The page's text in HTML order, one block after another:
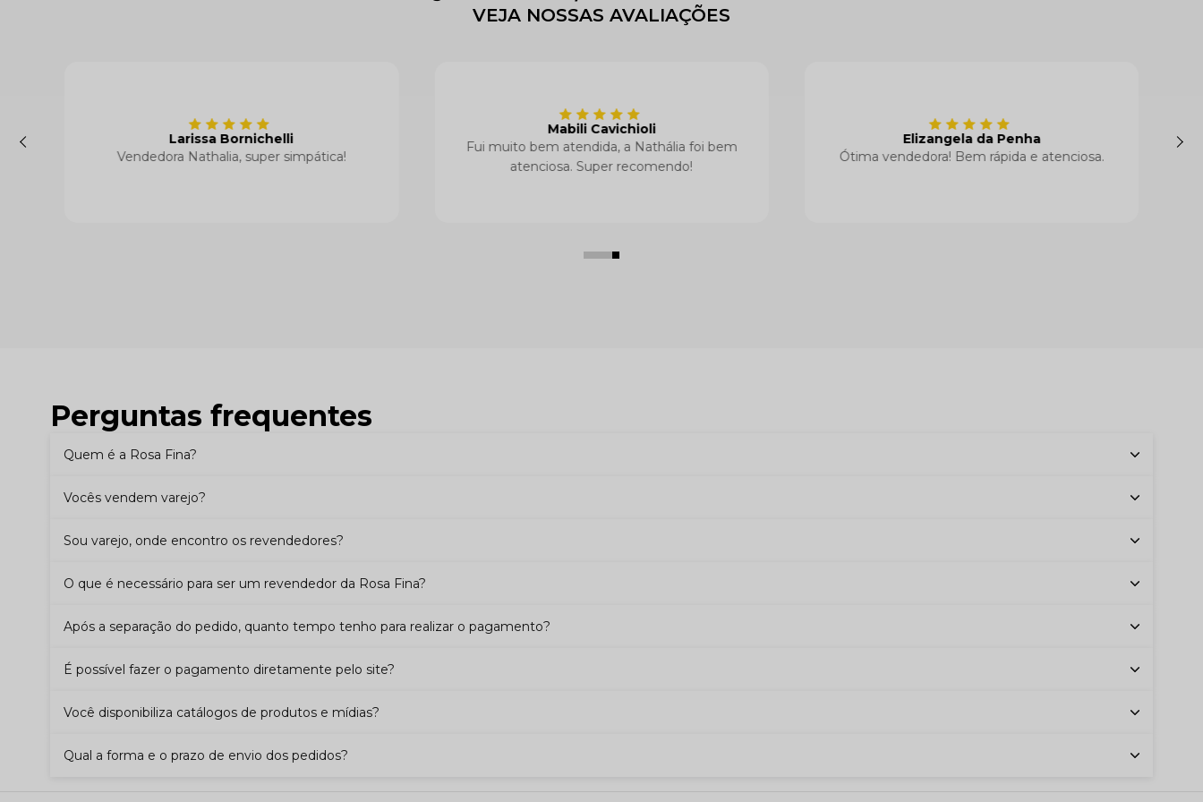
VEJA NOSSAS AVALIAÇÕES
Compro há anoos.
10 anos sendo revendedor e só tenho a
agradecer. Sucesso galera.
Recebi certinho!
Recebi sem problemas e foi rápido. Gostei
da qualidade também, tô vendendo super
bem.
Renata Oliveira
Melhor loja, melhor atendimento. Minhas
clientes adoram as roupas.
Perguntas frequentes
Quem é a Rosa Fina?
Vocês vendem varejo?
Sou varejo, onde encontro os revendedores?
O que é necessário para ser um revendedor da Rosa Fina?
Após a separação do pedido, quanto tempo tenho para realizar o pagamento?
É possível fazer o pagamento diretamente pelo site?
Você disponibiliza catálogos de produtos e mídias?
Qual a forma e o prazo de envio dos pedidos?